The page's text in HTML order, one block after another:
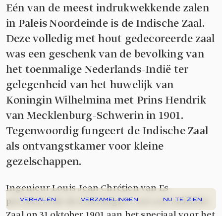
VERHALEN VERZAMELINGEN NU TE ZIEN
Eén van de meest indrukwekkende zalen
in Paleis Noordeinde is de Indische Zaal.
Deze volledig met hout gedecoreerde zaal
was een geschenk van de bevolking van
het toenmalige Nederlands-Indië ter
gelegenheid van het huwelijk van
Koningin Wilhelmina met Prins Hendrik
van Mecklenburg-Schwerin in 1901.
Tegenwoordig fungeert de Indische Zaal
als ontvangstkamer voor kleine
gezelschappen.
Ingenieur Louis Jean Chrétien van Es
presenteerde de tekeningen voor een Indische